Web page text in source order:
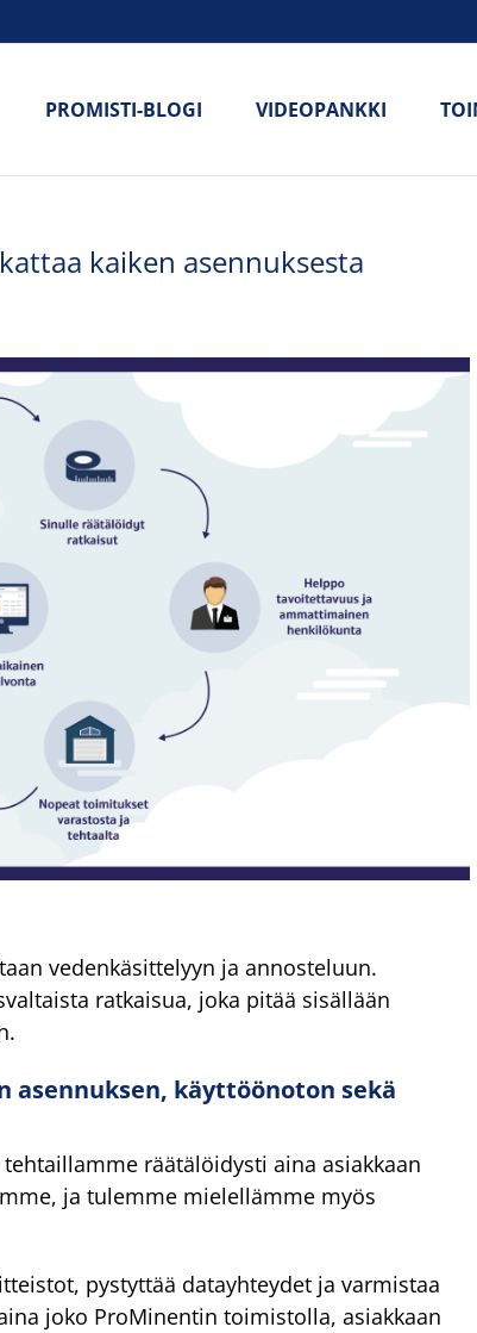
PROMISTI-BLOGI VIDEOPANKKI
kaiken asennuksesta
vedenkäsittelyyn ja annosteluun.
ratkaisua, joka pitää sisällään
käyttöönoton sekä
räätälöidysti aina asiakkaan
ja tulemme mielellämme myös
pystyttää datayhteydet ja varmistaa
joko ProMinentin toimistolla, asiakkaan